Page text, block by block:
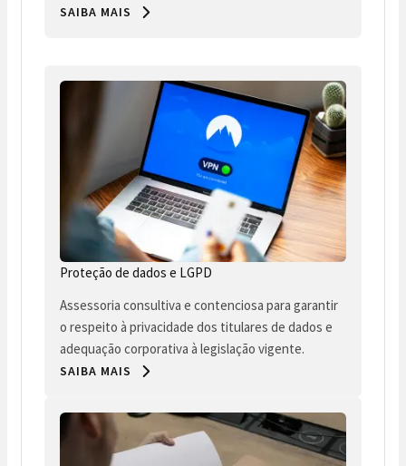
SAIBA MAIS
Proteção de dados e LGPD
Assessoria consultiva e contenciosa para garantir
o respeito à privacidade dos titulares de dados e
adequação corporativa à legislação vigente.
SAIBA MAIS